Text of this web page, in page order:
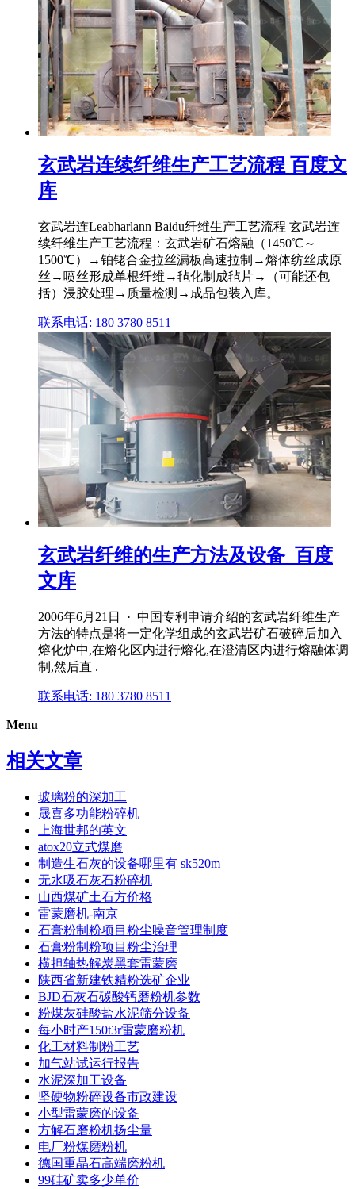
玄武岩连续纤维生产工艺流程 百度文
库
玄武岩连Leabharlann Baidu纤维生产工艺流程 玄武岩连
续纤维生产工艺流程：玄武岩矿石熔融（1450℃～
1500℃）→铂铑合金拉丝漏板高速拉制→熔体纺丝成原
丝→喷丝形成单根纤维→毡化制成毡片→（可能还包
括）浸胶处理→质量检测→成品包装入库。
联系电话: 180 3780 8511
玄武岩纤维的生产方法及设备_百度
文库
2006年6月21日 · 中国专利申请介绍的玄武岩纤维生产
方法的特点是将一定化学组成的玄武岩矿石破碎后加入
熔化炉中,在熔化区内进行熔化,在澄清区内进行熔融体调
制,然后直 .
联系电话: 180 3780 8511
Menu
相关文章
玻璃粉的深加工
晟喜多功能粉碎机
上海世邦的英文
atox20立式煤磨
制造生石灰的设备哪里有 sk520m
无水吸石灰石粉碎机
山西煤矿土石方价格
雷蒙磨机-南京
石膏粉制粉项目粉尘噪音管理制度
石膏粉制粉项目粉尘治理
横担轴热解炭黑套雷蒙磨
陕西省新建铁精粉选矿企业
BJD石灰石碳酸钙磨粉机参数
粉煤灰硅酸盐水泥筛分设备
每小时产150t3r雷蒙磨粉机
化工材料制粉工艺
加气站试运行报告
水泥深加工设备
坚硬物粉碎设备市政建设
小型雷蒙磨的设备
方解石磨粉机扬尘量
电厂粉煤磨粉机
德国重晶石高端磨粉机
99硅矿卖多少单价